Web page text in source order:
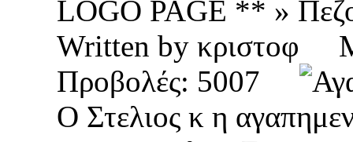
LOGO PAGE ** »
Written by κριστοφ
Προβολές: 5007
Ο Στελιος κ η